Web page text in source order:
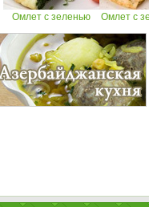
Омлет с зеленью Омлет с